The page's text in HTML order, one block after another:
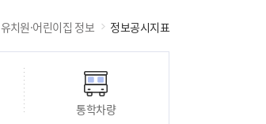
유치원·어린이집 정보 정보공시지표
통학차량